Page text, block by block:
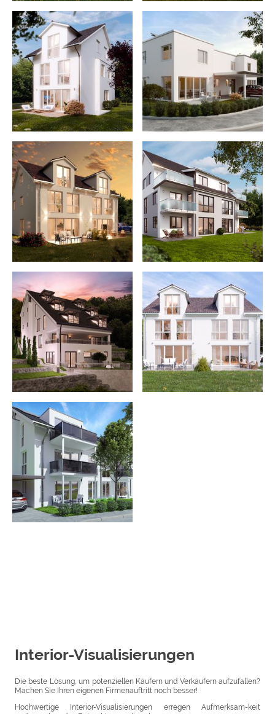
Interior-Visualisierungen
Die beste Lösung, um potenziellen Käufern und Verkäufern aufzufallen?
Machen Sie Ihren eigenen Firmenauftritt noch besser!
Hochwertige Interior-Visualisierungen erregen Aufmerksam-keit